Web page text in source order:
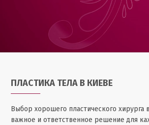
ПЛАСТИКА ТЕЛА В КИЕВЕ
Выбор хорошего пластического хирурга
важное и ответственное решение для